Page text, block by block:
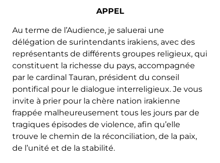
APPEL
Au terme de l’Audience, je saluerai une
délégation de surintendants irakiens, avec des
représentants de différents groupes religieux, qui
constituent la richesse du pays, accompagnée
par le cardinal Tauran, président du conseil
pontifical pour le dialogue interreligieux. Je vous
invite à prier pour la chère nation irakienne
frappée malheureusement tous les jours par de
tragiques épisodes de violence, afin qu’elle
trouve le chemin de la réconciliation, de la paix,
de l’unité et de la stabilité.